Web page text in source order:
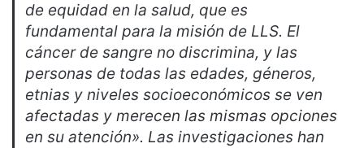
de equidad en la salud, que es
fundamental para la misión de LLS. El
cáncer de sangre no discrimina, y las
personas de todas las edades, géneros,
etnias y niveles socioeconómicos se ven
afectadas y merecen las mismas opciones
en su atención». Las investigaciones han